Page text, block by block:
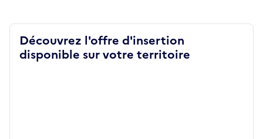
Découvrez l'offre d'insertion
disponible sur votre territoire